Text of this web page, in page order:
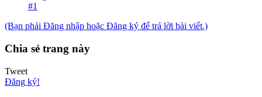
#1
(Bạn phải Đăng nhập hoặc Đăng ký để trả lời bài viết.)
Chia sẻ trang này
Tweet
Đăng ký!